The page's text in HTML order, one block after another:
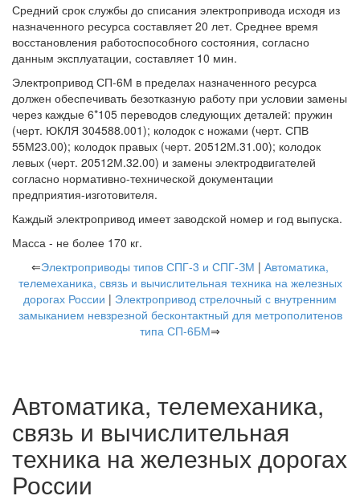
Средний срок службы до списания электропривода исходя из
назначенного ресурса составляет 20 лет. Среднее время
восстановления работоспособного состояния, согласно
данным эксплуатации, составляет 10 мин.
Электропривод СП-6М в пределах назначенного ресурса
должен обеспечивать безотказную работу при условии замены
через каждые 6*105 переводов следующих деталей: пружин
(черт. ЮКЛЯ 304588.001); колодок с ножами (черт. СПВ
55М23.00); колодок правых (черт. 20512М.31.00); колодок
левых (черт. 20512М.32.00) и замены электродвигателей
согласно нормативно-технической документации
предприятия-изготовителя.
Каждый электропривод имеет заводской номер и год выпуска.
Масса - не более 170 кг.
⇐Электроприводы типов СПГ-3 и СПГ-ЗМ | Автоматика,
телемеханика, связь и вычислительная техника на железных
дорогах России | Электропривод стрелочный с внутренним
замыканием невзрезной бесконтактный для метрополитенов
типа СП-6БМ⇒
Автоматика, телемеханика,
связь и вычислительная
техника на железных дорогах
России